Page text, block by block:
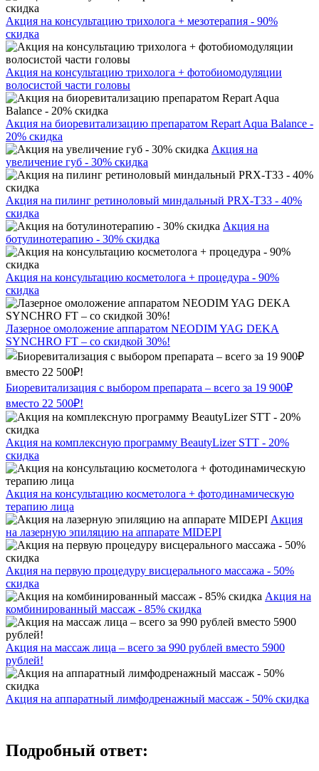
Акция на консультацию трихолога + мезотерапия - 90%
скидка
Акция на консультацию трихолога + фотобиомодуляции
волосистой части головы
Акция на биоревитализацию препаратом Repart Aqua Balance -
20% скидка
Акция на
увеличение губ - 30% скидка
Акция на пилинг ретиноловый миндальный PRX-T33 - 40%
скидка
Акция на
ботулинотерапию - 30% скидка
Акция на консультацию косметолога + процедура - 90%
скидка
Лазерное омоложение аппаратом NEODIM YAG DEKA
SYNCHRO FT – со скидкой 30%!
Биоревитализация с выбором препарата – всего за 19 900₽
вместо 22 500₽!
Акция на комплексную программу BeautyLizer STT - 20%
скидка
Акция на консультацию косметолога + фотодинамическую
терапию лица
Акция
на лазерную эпиляцию на аппарате MIDEPI
Акция на первую процедуру висцерального массажа - 50%
скидка
Акция на
комбинированный массаж - 85% скидка
Акция на массаж лица – всего за 990 рублей вместо 5900
рублей!
Акция на аппаратный лимфодренажный массаж - 50% скидка
Подробный ответ: